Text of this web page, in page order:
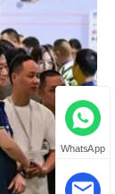
WhatsApp